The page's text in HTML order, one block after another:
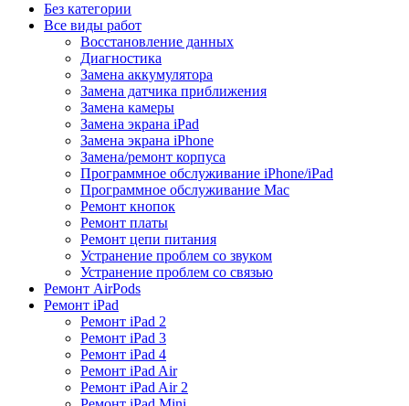
Без категории
Все виды работ
Восстановление данных
Диагностика
Замена аккумулятора
Замена датчика приближения
Замена камеры
Замена экрана iPad
Замена экрана iPhone
Замена/ремонт корпуса
Программное обслуживание iPhone/iPad
Программное обслуживание Mac
Ремонт кнопок
Ремонт платы
Ремонт цепи питания
Устранение проблем со звуком
Устранение проблем со связью
Ремонт AirPods
Ремонт iPad
Ремонт iPad 2
Ремонт iPad 3
Ремонт iPad 4
Ремонт iPad Air
Ремонт iPad Air 2